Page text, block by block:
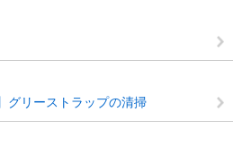
グリーストラップの清掃